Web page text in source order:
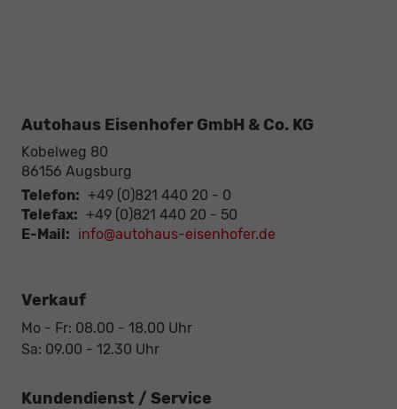
Autohaus Eisenhofer GmbH & Co. KG
Kobelweg 80
86156 Augsburg
Telefon: +49 (0)821 440 20 - 0
Telefax: +49 (0)821 440 20 - 50
E-Mail: info@autohaus-eisenhofer.de
Verkauf
Mo - Fr: 08.00 - 18.00 Uhr
Sa: 09.00 - 12.30 Uhr
Kundendienst / Service